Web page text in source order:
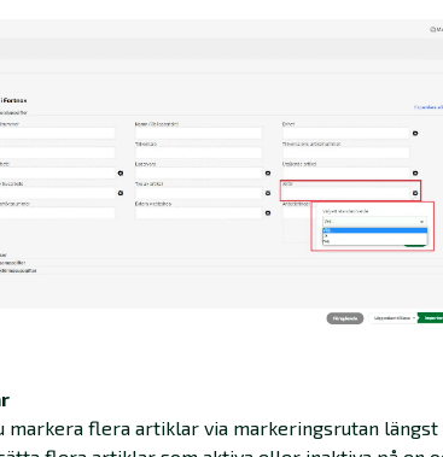
markera flera artiklar via markeringsrutan